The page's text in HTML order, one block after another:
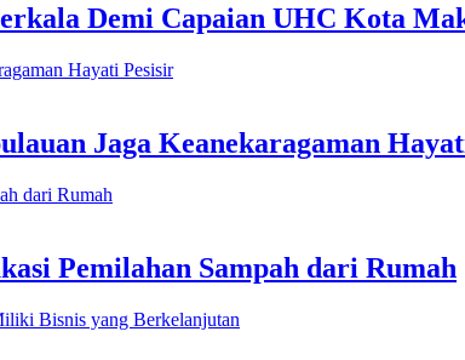
Demi Capaian UHC Kota
Jaga Keanekaragaman
Pemilahan Sampah dari Rumah